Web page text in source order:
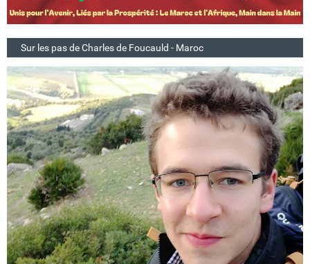
Sur les pas de Charles de Foucauld - Maroc